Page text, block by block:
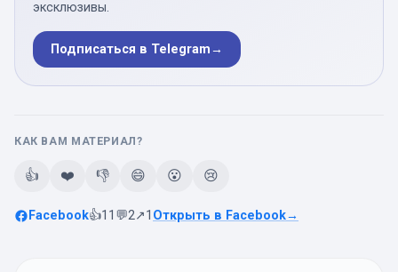
эксклюзивы.
Подписаться в Telegram→
КАК ВАМ МАТЕРИАЛ?
👍 ❤️ 👎 😄 😮 😢
Facebook👍11 💬2↗1 Открыть в Facebook→